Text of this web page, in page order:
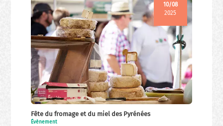
10/08
2025
Fête du fromage et du miel des Pyrénées
Évènement